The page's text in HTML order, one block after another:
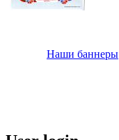
Наши баннеры